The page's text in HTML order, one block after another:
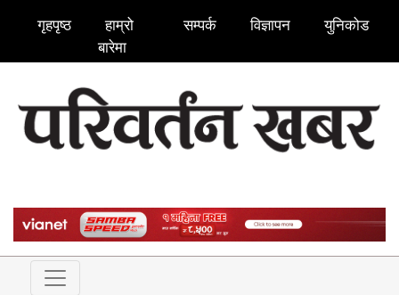
गृहपृष्ठ
हाम्रो
बारेमा
सम्पर्क विज्ञापन युनिकोड